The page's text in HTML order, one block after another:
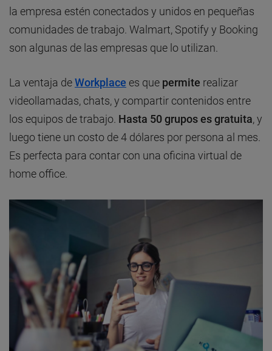
la empresa estén conectados y unidos en pequeñas
comunidades de trabajo. Walmart, Spotify y Booking
son algunas de las empresas que lo utilizan.
La ventaja deWorkplace es que permite realizar
videollamadas, chats, y compartir contenidos entre
los equipos de trabajo. Hasta 50 grupos es gratuita, y
luego tiene un costo de 4 dólares por persona al mes.
Es perfecta para contar con una oficina virtual de
home office.